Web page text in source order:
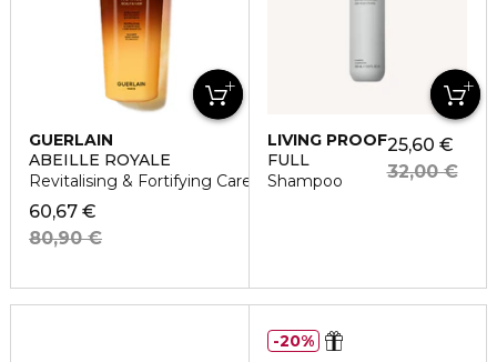
GUERLAIN
ABEILLE ROYALE
Revitalising & Fortifying Care Shampoo
60,67 €
80,90 €
LIVING PROOF
FULL
Shampoo
25,60 €
32,00 €
20%